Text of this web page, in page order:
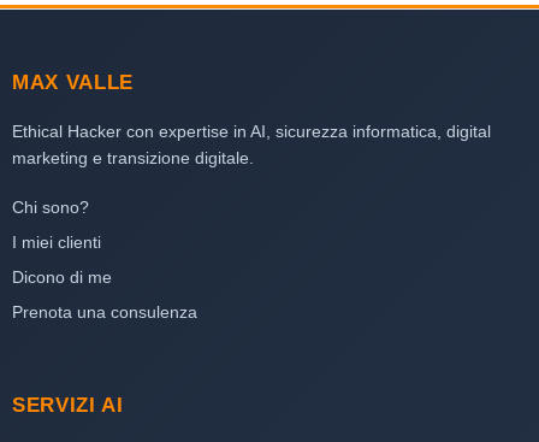
MAX VALLE
Ethical Hacker con expertise in AI, sicurezza informatica, digital
marketing e transizione digitale.
Chi sono?
I miei clienti
Dicono di me
Prenota una consulenza
SERVIZI AI